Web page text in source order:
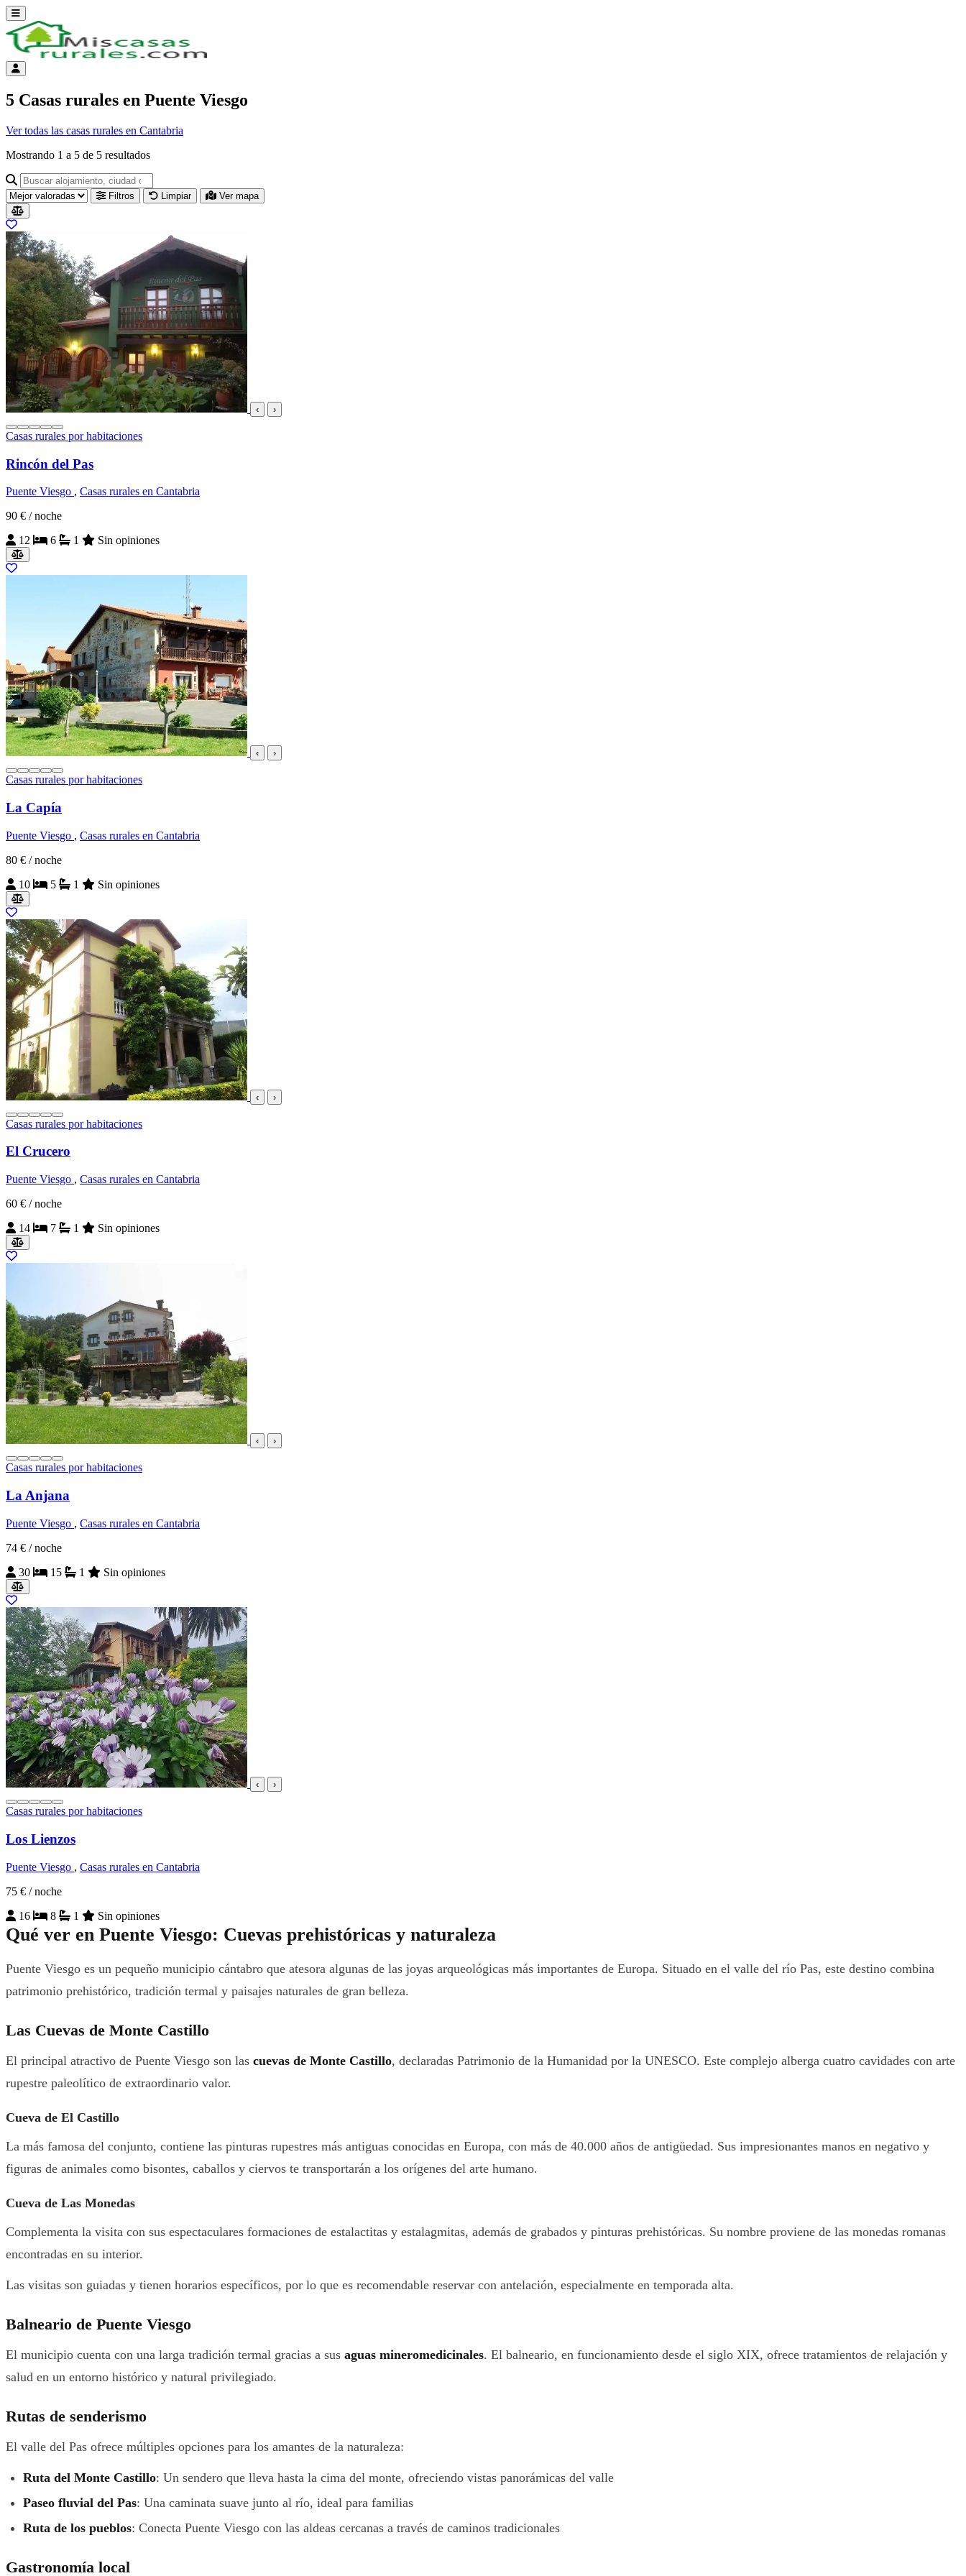
Abrir menú
Menú de cuenta
5 Casas rurales en Puente Viesgo
Ver todas las casas rurales en Cantabria
Mostrando 1 a 5 de 5 resultados
Buscar alojamiento, ciudad o provincia para ir a su página
Filtros Limpiar Ver mapa
Resultados del listado
‹ ›
Casas rurales por habitaciones
Rincón del Pas
Puente Viesgo , Casas rurales en Cantabria
90 € / noche
12
6 1 Sin opiniones
‹ ›
Casas rurales por habitaciones
La Capía
Puente Viesgo , Casas rurales en Cantabria
80 € / noche
10
5 1 Sin opiniones
‹ ›
Casas rurales por habitaciones
El Crucero
Puente Viesgo , Casas rurales en Cantabria
60 € / noche
14
7 1 Sin opiniones
‹ ›
Casas rurales por habitaciones
La Anjana
Puente Viesgo , Casas rurales en Cantabria
74 € / noche
30
15 1 Sin opiniones
‹ ›
Casas rurales por habitaciones
Los Lienzos
Puente Viesgo , Casas rurales en Cantabria
75 € / noche
16
8 1 Sin opiniones
Qué ver en Puente Viesgo: Cuevas prehistóricas y naturaleza
Puente Viesgo es un pequeño municipio cántabro que atesora algunas de las joyas arqueológicas más importantes de Europa. Situado en el valle del río Pas, este destino combina
patrimonio prehistórico, tradición termal y paisajes naturales de gran belleza.
Las Cuevas de Monte Castillo
El principal atractivo de Puente Viesgo son las cuevas de Monte Castillo, declaradas Patrimonio de la Humanidad por la UNESCO. Este complejo alberga cuatro cavidades con arte
rupestre paleolítico de extraordinario valor.
Cueva de El Castillo
La más famosa del conjunto, contiene las pinturas rupestres más antiguas conocidas en Europa, con más de 40.000 años de antigüedad. Sus impresionantes manos en negativo y
figuras de animales como bisontes, caballos y ciervos te transportarán a los orígenes del arte humano.
Cueva de Las Monedas
Complementa la visita con sus espectaculares formaciones de estalactitas y estalagmitas, además de grabados y pinturas prehistóricas. Su nombre proviene de las monedas romanas
encontradas en su interior.
Las visitas son guiadas y tienen horarios específicos, por lo que es recomendable reservar con antelación, especialmente en temporada alta.
Balneario de Puente Viesgo
El municipio cuenta con una larga tradición termal gracias a sus aguas mineromedicinales. El balneario, en funcionamiento desde el siglo XIX, ofrece tratamientos de relajación y
salud en un entorno histórico y natural privilegiado.
Rutas de senderismo
El valle del Pas ofrece múltiples opciones para los amantes de la naturaleza:
Ruta del Monte Castillo: Un sendero que lleva hasta la cima del monte, ofreciendo vistas panorámicas del valle
Paseo fluvial del Pas: Una caminata suave junto al río, ideal para familias
Ruta de los pueblos: Conecta Puente Viesgo con las aldeas cercanas a través de caminos tradicionales
Gastronomía local